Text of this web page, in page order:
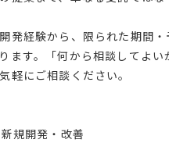
発経験から、限られた期間
ます。「何から相談してよ
軽にご相談ください。
規開発・改善